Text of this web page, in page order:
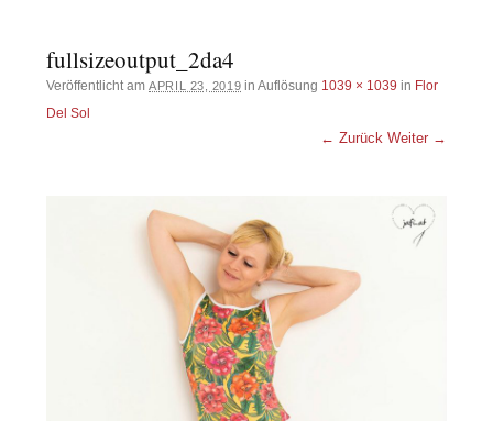
fullsizeoutput_2da4
Veröffentlicht amAPRIL 23, 2019 in Auflösung 1039 × 1039 in Flor
Del Sol
← Zurück Weiter →